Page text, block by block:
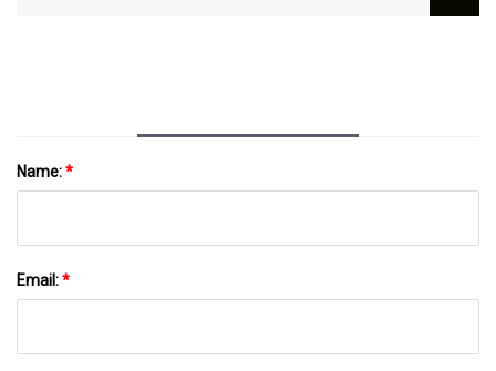
Name:*
Email:*